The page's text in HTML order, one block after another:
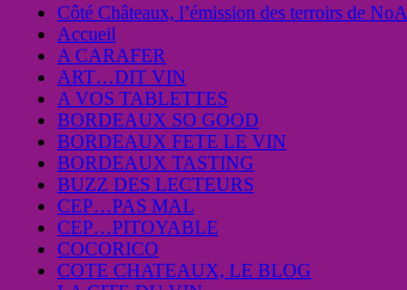
Côté Châteaux, l’émission des terroirs de NoA
Accueil
A CARAFER
ART…DIT VIN
A VOS TABLETTES
BORDEAUX SO GOOD
BORDEAUX FETE LE VIN
BORDEAUX TASTING
BUZZ DES LECTEURS
CEP…PAS MAL
CEP…PITOYABLE
COCORICO
COTE CHATEAUX, LE BLOG